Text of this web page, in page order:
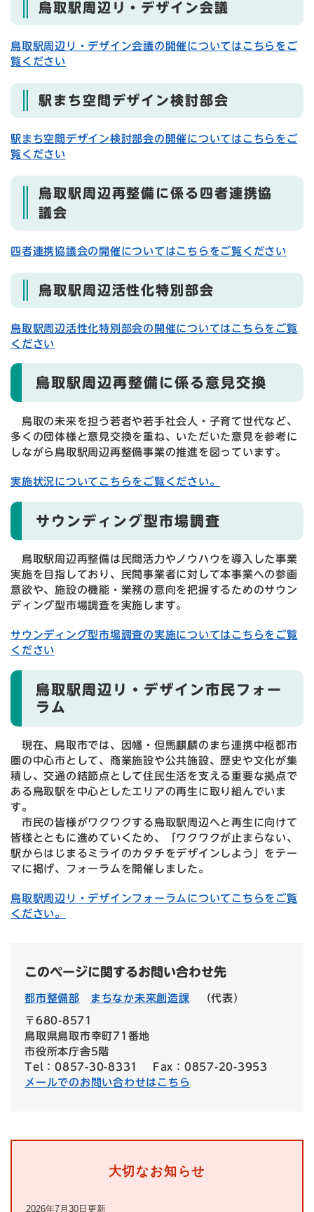
鳥取駅周辺リ・デザイン会議
鳥取駅周辺リ・デザイン会議の開催についてはこちらをご
覧ください
駅まち空間デザイン検討部会
駅まち空間デザイン検討部会の開催についてはこちらをご
覧ください
鳥取駅周辺再整備に係る四者連携協
議会
四者連携協議会の開催についてはこちらをご覧ください
鳥取駅周辺活性化特別部会
鳥取駅周辺活性化特別部会の開催についてはこちらをご覧
ください
鳥取駅周辺再整備に係る意見交換
鳥取の未来を担う若者や若手社会人・子育て世代など、
多くの団体様と意見交換を重ね、いただいた意見を参考に
しながら鳥取駅周辺再整備事業の推進を図っています。
実施状況についてこちらをご覧ください。
サウンディング型市場調査
鳥取駅周辺再整備は民間活力やノウハウを導入した事業
実施を目指しており、民間事業者に対して本事業への参画
意欲や、施設の機能・業務の意向を把握するためのサウン
ディング型市場調査を実施します。
サウンディング型市場調査の実施についてはこちらをご覧
ください
鳥取駅周辺リ・デザイン市民フォー
ラム
現在、鳥取市では、因幡・但馬麒麟のまち連携中枢都市
圏の中心市として、商業施設や公共施設、歴史や文化が集
積し、交通の結節点として住民生活を支える重要な拠点で
ある鳥取駅を中心としたエリアの再生に取り組んでいま
す。
市民の皆様がワクワクする鳥取駅周辺へと再生に向けて
皆様とともに進めていくため、「ワクワクが止まらない、
駅からはじまるミライのカタチをデザインしよう」をテー
マに掲げ、フォーラムを開催しました。
鳥取駅周辺リ・デザインフォーラムについてこちらをご覧
ください。
このページに関するお問い合わせ先
都市整備部 まちなか未来創造課 （代表）
〒680-8571
鳥取県鳥取市幸町71番地
市役所本庁舎5階
Tel：0857-30-8331
Fax：0857-20-3953
メールでのお問い合わせはこちら
大切なお知らせ
2026年7月30日更新